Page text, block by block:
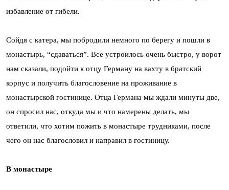
избавление от гибели.
Сойдя с катера, мы побродили немного по берегу и пошли в
монастырь, “сдаваться”. Все устроилось очень быстро, у ворот
нам сказали, подойти к отцу Герману на вахту в братский
корпус и получить благословение на проживание в
монастырской гостинице. Отца Германа мы ждали минуты две,
он спросил нас, откуда мы и что намерены делать, мы
ответили, что хотим пожить в монастыре трудниками, после
чего он нас благословил и направил в гостиницу.
В монастыре